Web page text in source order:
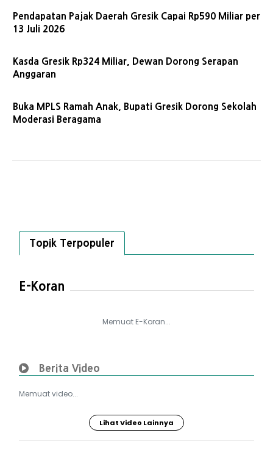
Pendapatan Pajak Daerah Gresik Capai Rp590 Miliar per
13 Juli 2026
Kasda Gresik Rp324 Miliar, Dewan Dorong Serapan
Anggaran
Buka MPLS Ramah Anak, Bupati Gresik Dorong Sekolah
Moderasi Beragama
Topik Terpopuler
E-Koran
Memuat E-Koran...
Berita Video
Memuat video...
Lihat Video Lainnya